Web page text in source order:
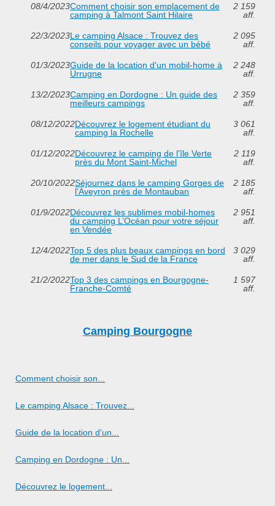
08/4/2023Comment choisir son emplacement de
camping à Talmont Saint Hilaire
2 159
aff.
22/3/2023Le camping Alsace : Trouvez des
conseils pour voyager avec un bébé
2 095
aff.
01/3/2023Guide de la location d'un mobil-home à
Urrugne
2 248
aff.
13/2/2023Camping en Dordogne : Un guide des
meilleurs campings
2 359
aff.
08/12/2022Découvrez le logement étudiant du
camping la Rochelle
3 061
aff.
01/12/2022Découvrez le camping de l'île Verte
près du Mont Saint-Michel
2 119
aff.
20/10/2022Séjournez dans le camping Gorges de
l'Aveyron près de Montauban
2 185
aff.
01/9/2022Découvrez les sublimes mobil-homes
du camping L’Océan pour votre séjour
en Vendée
2 951
aff.
12/4/2022Top 5 des plus beaux campings en bord
de mer dans le Sud de la France
3 029
aff.
21/2/2022Top 3 des campings en Bourgogne-
Franche-Comté
1 597
aff.
Camping Bourgogne
Comment choisir son...
Le camping Alsace : Trouvez...
Guide de la location d'un...
Camping en Dordogne : Un...
Découvrez le logement...